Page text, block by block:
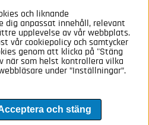
Anmäl mig
och liknande
dig anpassat innehåll, relevant
upplevelse av vår webbplats.
vår cookiepolicy och samtycker
genom att klicka på "Stäng
när som helst kontrollera vilka
under ”Inställningar”.
och stäng